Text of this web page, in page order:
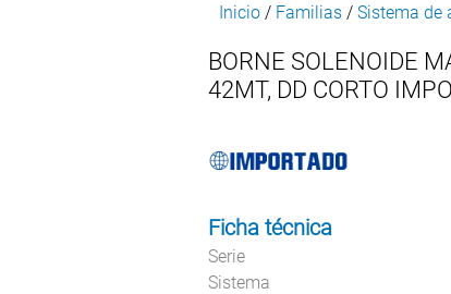
Inicio / Familias / Sistema de
BORNE SOLENOIDE
42MT, DD CORTO
Ficha técnica
Serie
Sistema